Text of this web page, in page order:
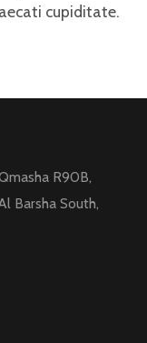
cupiditate.
R90B,
Barsha South,